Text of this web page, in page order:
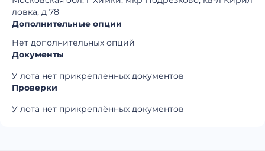
ловка, д 78
Дополнительные опции
Нет дополнительных опций
Документы
У лота нет прикреплённых документов
Проверки
У лота нет прикреплённых документов